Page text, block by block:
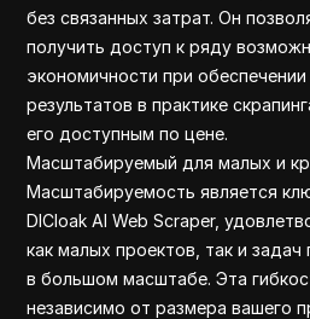
без связанных затрат. Он
получить доступ к ряду
экономичности при
результатов в практике
его доступным по цене.
Масштабируемый для малых и
Масштабируемость является
DICloak AI Web Scraper,
как малых проектов, так и
в большом масштабе. Эта
независимо от размера вашего